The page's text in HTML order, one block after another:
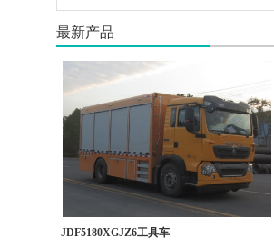
最新产品
JDF5180XGJZ6工具车